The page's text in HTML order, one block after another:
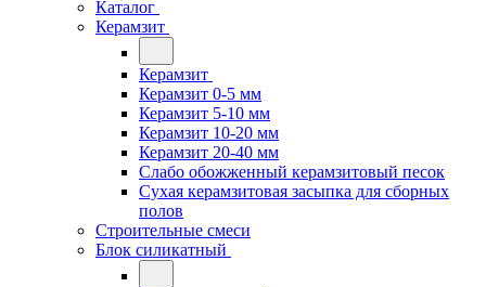
Каталог
Керамзит
Керамзит
Керамзит 0-5 мм
Керамзит 5-10 мм
Керамзит 10-20 мм
Керамзит 20-40 мм
Слабо обожженный керамзитовый песок
Сухая керамзитовая засыпка для сборных
полов
Строительные смеси
Блок силикатный